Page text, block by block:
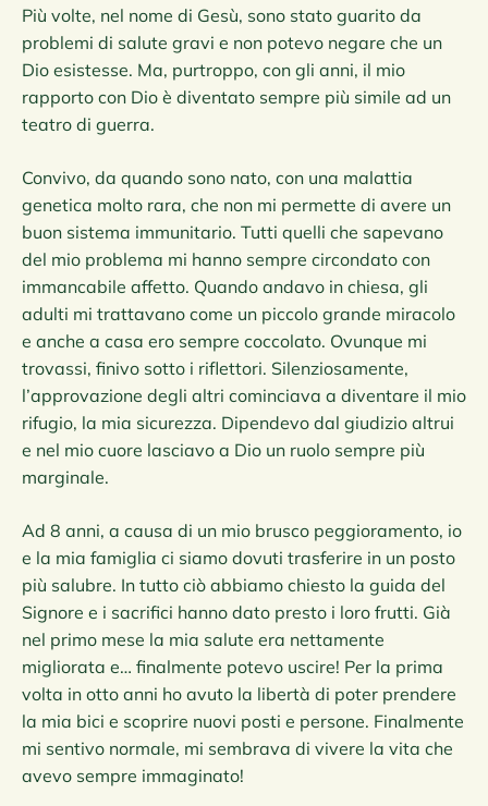
Più volte, nel nome di Gesù, sono stato guarito da
problemi di salute gravi e non potevo negare che un
Dio esistesse. Ma, purtroppo, con gli anni, il mio
rapporto con Dio è diventato sempre più simile ad un
teatro di guerra.
Convivo, da quando sono nato, con una malattia
genetica molto rara, che non mi permette di avere un
buon sistema immunitario. Tutti quelli che sapevano
del mio problema mi hanno sempre circondato con
immancabile affetto. Quando andavo in chiesa, gli
adulti mi trattavano come un piccolo grande miracolo
e anche a casa ero sempre coccolato. Ovunque mi
trovassi, finivo sotto i riflettori. Silenziosamente,
l’approvazione degli altri cominciava a diventare il mio
rifugio, la mia sicurezza. Dipendevo dal giudizio altrui
e nel mio cuore lasciavo a Dio un ruolo sempre più
marginale.
Ad 8 anni, a causa di un mio brusco peggioramento, io
e la mia famiglia ci siamo dovuti trasferire in un posto
più salubre. In tutto ciò abbiamo chiesto la guida del
Signore e i sacrifici hanno dato presto i loro frutti. Già
nel primo mese la mia salute era nettamente
migliorata e… finalmente potevo uscire! Per la prima
volta in otto anni ho avuto la libertà di poter prendere
la mia bici e scoprire nuovi posti e persone. Finalmente
mi sentivo normale, mi sembrava di vivere la vita che
avevo sempre immaginato!